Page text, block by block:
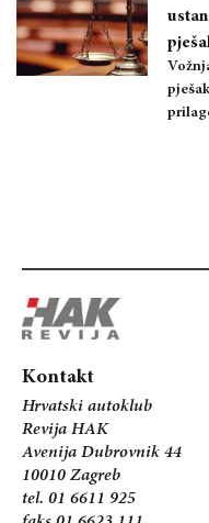
Kontakt
Hrvatski autoklub
Revija HAK
Avenija Dubrovnik 44
10010 Zagreb
tel. 01 6611 925